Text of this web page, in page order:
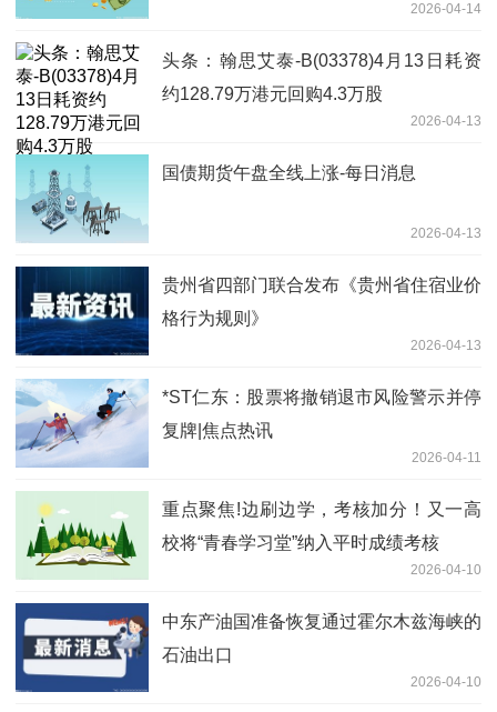
2026-04-14
头条：翰思艾泰-B(03378)4月13日耗资
约128.79万港元回购4.3万股
2026-04-13
国债期货午盘全线上涨-每日消息
2026-04-13
贵州省四部门联合发布《贵州省住宿业价
格行为规则》
2026-04-13
*ST仁东：股票将撤销退市风险警示并停
复牌|焦点热讯
2026-04-11
重点聚焦!边刷边学，考核加分！又一高
校将“青春学习堂”纳入平时成绩考核
2026-04-10
中东产油国准备恢复通过霍尔木兹海峡的
石油出口
2026-04-10